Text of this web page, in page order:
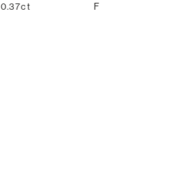
0.37ct F